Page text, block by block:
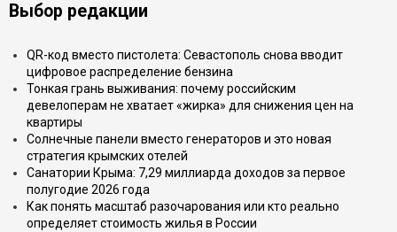
Выбор редакции
QR-код вместо пистолета: Севастополь снова вводит
цифровое распределение бензина
Тонкая грань выживания: почему российским
девелоперам не хватает «жирка» для снижения цен на
квартиры
Солнечные панели вместо генераторов и это новая
стратегия крымских отелей
Санатории Крыма: 7,29 миллиарда доходов за первое
полугодие 2026 года
Как понять масштаб разочарования или кто реально
определяет стоимость жилья в России